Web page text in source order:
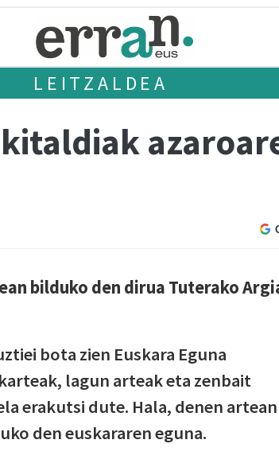
LEITZALDEA
bilduko den dirua Tuterako
bota zien Euskara Eguna
lagun arteak eta zenbait
erakutsi dute. Hala, denen artean
den euskararen eguna.